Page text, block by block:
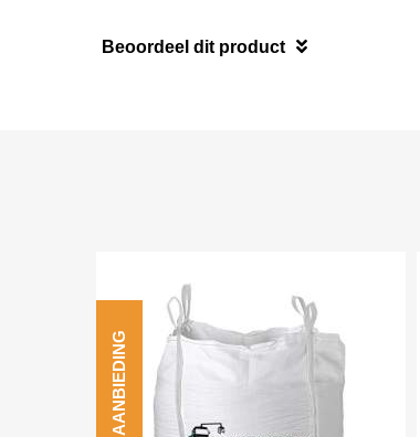
Beoordeel dit product
AANBIEDING